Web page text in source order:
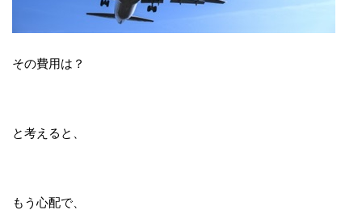
その費用は？
と考えると、
もう心配で、